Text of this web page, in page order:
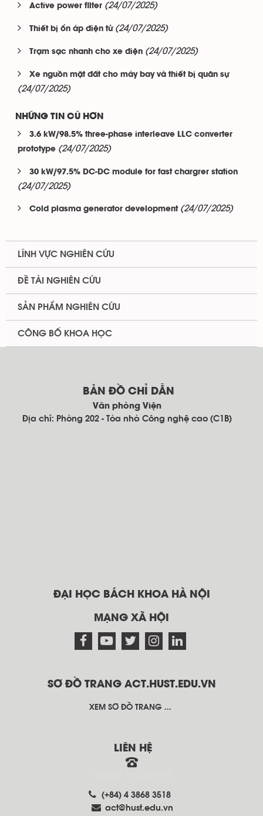
Active power filter (24/07/2025)
Thiết bị ổn áp điện tử (24/07/2025)
Trạm sạc nhanh cho xe điện (24/07/2025)
Xe nguồn mặt đất cho máy bay và thiết bị quân sự
(24/07/2025)
NHỮNG TIN CŨ HƠN
3.6 kW/98.5% three-phase interleave LLC converter
prototype (24/07/2025)
30 kW/97.5% DC-DC module for fast chargrer station
(24/07/2025)
Cold plasma generator development (24/07/2025)
LĨNH VỰC NGHIÊN CỨU
ĐỀ TÀI NGHIÊN CỨU
SẢN PHẨM NGHIÊN CỨU
CÔNG BỐ KHOA HỌC
BẢN ĐỒ CHỈ DẪN
Văn phòng Viện
Địa chỉ: Phòng 202 - Tòa nhà Công nghệ cao (C1B)
ĐẠI HỌC BÁCH KHOA HÀ NỘI
MẠNG XÃ HỘI
SƠ ĐỒ TRANG ACT.HUST.EDU.VN
XEM SƠ ĐỒ TRANG ...
LIÊN HỆ
(+84) 4 3868 3518
act@hust.edu.vn